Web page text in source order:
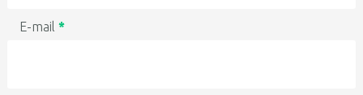
E-mail *